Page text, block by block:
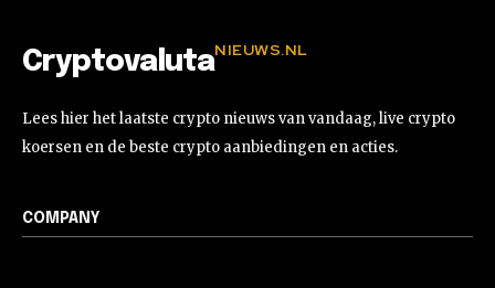
CryptovalutaNIEUWS.NL
Lees hier het laatste crypto nieuws van vandaag, live crypto
koersen en de beste crypto aanbiedingen en acties.
COMPANY